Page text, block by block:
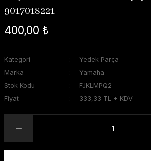
9017018221
400,00 ₺
Kategori
Yedek Parça
Marka
Yamaha
Stok Kodu
FJKLMPQ2
Fiyat
333,33 TL + KDV